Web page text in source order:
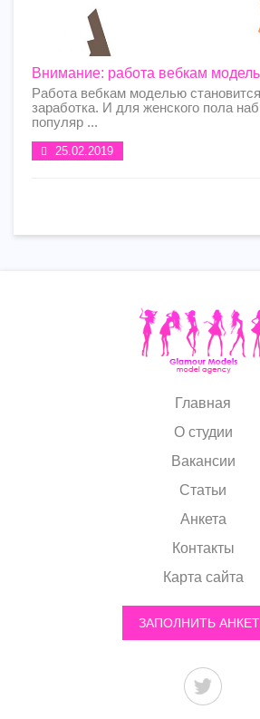
Внимание: работа вебкам
Работа вебкам моделью
заработка. И для женского пола
популяр ...
25.02.2019
Главная
О студии
Вакансии
Статьи
Анкета
Контакты
Карта сайта
ЗАПОЛНИТЬ